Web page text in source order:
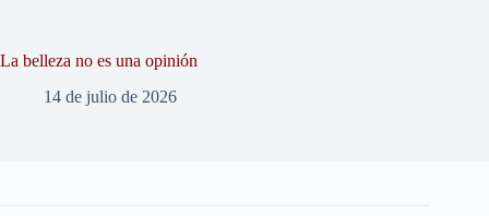
La belleza no es una opinión
14 de julio de 2026